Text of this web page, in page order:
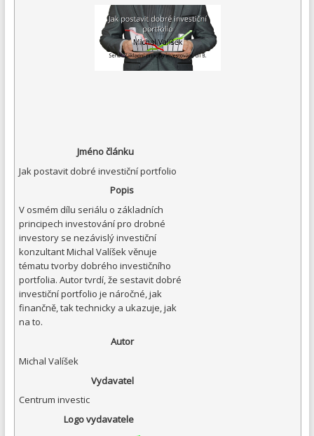
Jméno článku
Jak postavit dobré investiční portfolio
Popis
V osmém dílu seriálu o základních
principech investování pro drobné
investory se nezávislý investiční
konzultant Michal Valíšek věnuje
tématu tvorby dobrého investičního
portfolia. Autor tvrdí, že sestavit dobré
investiční portfolio je náročné, jak
finančně, tak technicky a ukazuje, jak
na to.
Autor
Michal Valíšek
Vydavatel
Centrum investic
Logo vydavatele